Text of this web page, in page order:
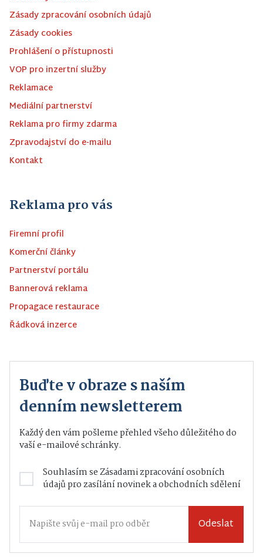
Zásady zpracování osobních údajů
Zásady cookies
Prohlášení o přístupnosti
VOP pro inzertní služby
Reklamace
Mediální partnerství
Reklama pro firmy zdarma
Zpravodajství do e-mailu
Kontakt
Reklama pro vás
Firemní profil
Komerční články
Partnerství portálu
Bannerová reklama
Propagace restaurace
Řádková inzerce
Buďte v obraze s naším
denním newsletterem
Každý den vám pošleme přehled všeho důležitého do
vaší e-mailové schránky.
Souhlasím seZásadami zpracování osobních
údajůpro zasílání novinek a obchodních sdělení
Odeslat